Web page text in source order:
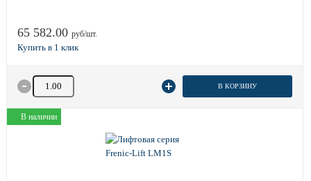
65 582.00 руб/шт.
Количество товара В КОРЗИНУ
В наличии